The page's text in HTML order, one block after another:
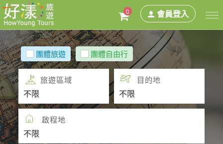
0 會員登入
團體旅遊 團體自由行
旅遊區域 目的地
啟程地